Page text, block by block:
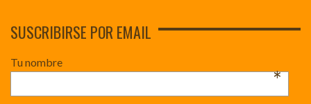
SUSCRIBIRSE POR EMAIL
Tu nombre
*